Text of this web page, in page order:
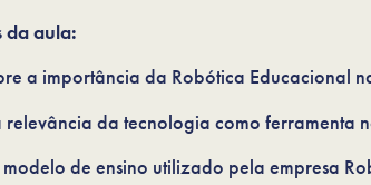
da aula:
a importância da Robótica Educacional
relevância da tecnologia como ferramenta
de ensino utilizado pela empresa